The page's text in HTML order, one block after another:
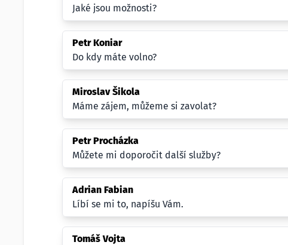
Jaké jsou možnosti?
Petr Koniar
Do kdy máte volno?
Miroslav Šikola
Máme zájem, můžeme si zavolat?
Petr Procházka
Můžete mi doporočit další služby?
Adrian Fabian
Líbí se mi to, napíšu Vám.
Tomáš Vojta